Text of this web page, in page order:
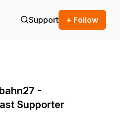
Support + Follow
-
Supporter